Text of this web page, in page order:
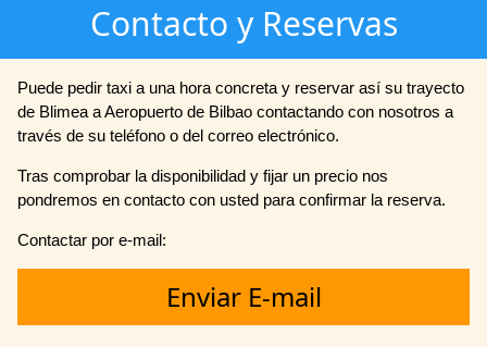
Contacto y Reservas
Puede pedir taxi a una hora concreta y reservar así su trayecto
de Blimea a Aeropuerto de Bilbao contactando con nosotros a
través de su teléfono o del correo electrónico.
Tras comprobar la disponibilidad y fijar un precio nos
pondremos en contacto con usted para confirmar la reserva.
Contactar por e-mail:
Enviar E-mail